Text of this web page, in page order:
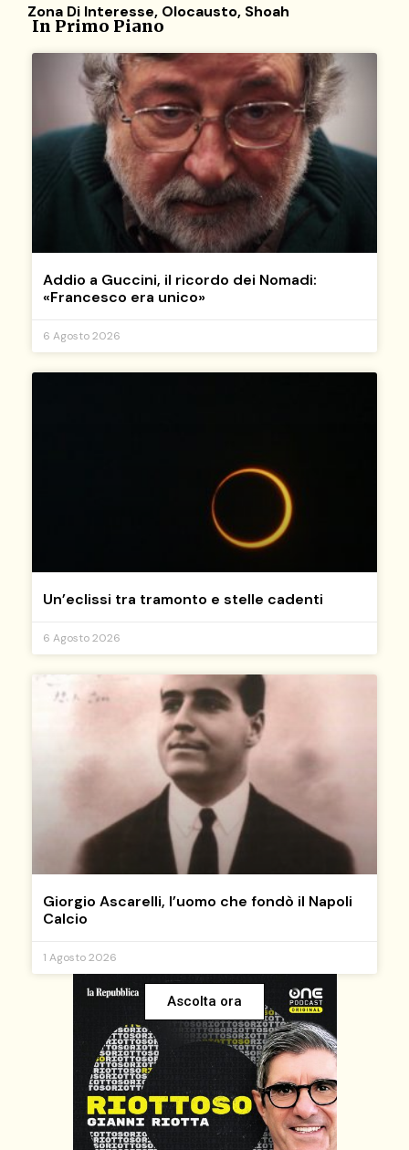
Zona Di Interesse, Olocausto, Shoah
In Primo Piano
Addio a Guccini, il ricordo dei Nomadi:
«Francesco era unico»
6 Agosto 2026
Un’eclissi tra tramonto e stelle cadenti
6 Agosto 2026
Giorgio Ascarelli, l’uomo che fondò il Napoli
Calcio
1 Agosto 2026
Ascolta ora